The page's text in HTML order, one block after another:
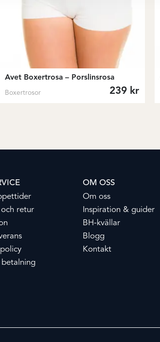
Avet Boxertrosa – Porslinsrosa
Boxertrosor 239 kr
retur
betalning
OM OSS
Om oss
Inspiration & guider
BH-kvällar
Blogg
Kontakt